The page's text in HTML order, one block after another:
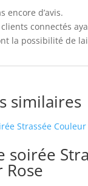
encore d’avis.
connectés
la possibilité de
similaires
soirée
Rose